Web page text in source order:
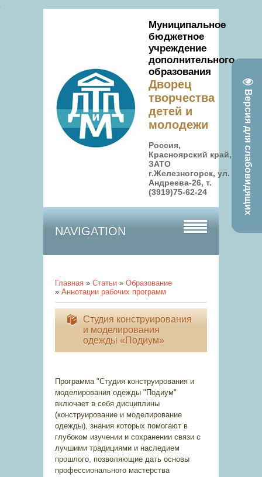
Версия для слабовидящих
Муниципальное
бюджетное
учреждение
дополнительного
образования
Дворец
творчества
детей и
молодежи
Россия,
Красноярский край,
ЗАТО
г.Железногорск, ул.
Андреева-26, т.
(3919)75-62-24
NAVIGATION
Главная » Статьи » Образование
» Аннотации рабочих программ
Студия конструирования
и моделирования
одежды «Подиум»
Программа "Студия конструирования и
моделирования одежды "Подиум"
включает в себя дисциплины
(конструирование и моделирование
одежды), знания которых помогают в
глубоком изучении и сохранении связи с
лучшими традициями и наследием
прошлого, позволяющие дать основы
профессионального мастерства